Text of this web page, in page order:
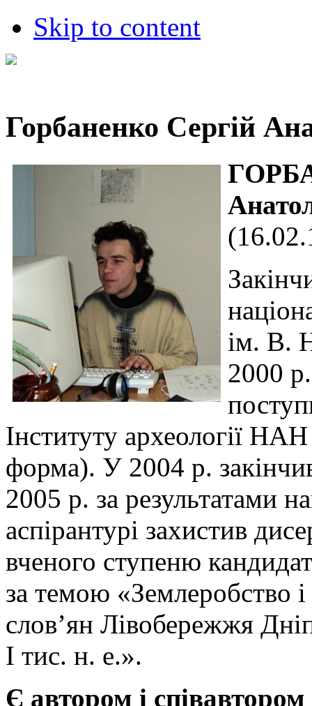
Skip to content
Горбаненко Сергій
ім. В.
2000
Інституту археології
форма). У 2004 р.
2005 р. за результатами
аспірантурі захистив
вченого ступеню
за темою «Землеробство
слов’ян Лівобережжя
І тис. н. е.».
Є автором і співавтором